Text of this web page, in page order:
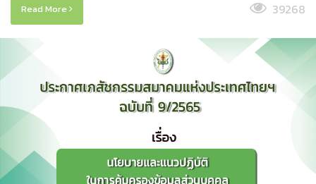
Read More 39268